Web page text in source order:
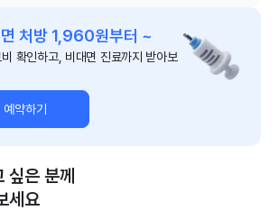
처방 1,960원부터 ~
확인하고, 비대면 진료까지 받아보
약하기
싶은 분께
세요